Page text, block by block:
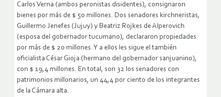
Carlos Verna (ambos peronistas disidentes), consignaron
bienes por más de $ 50 millones. Dos senadores kirchneristas,
Guillermo Jenefes (Jujuy) y Beatriz Rojkes de Alperovich
(esposa del gobernador tucumano), declararon propiedades
por más de $ 20 millones. Y a ellos les sigue el también
oficialista César Gioja (hermano del gobernador sanjuanino),
con $ 19,4 millones. En total, son 32 los senadores con
patrimonios millonarios, un 44,4 por ciento de los integrantes
de la Cámara alta.